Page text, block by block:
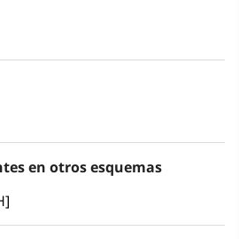
en otros esquemas